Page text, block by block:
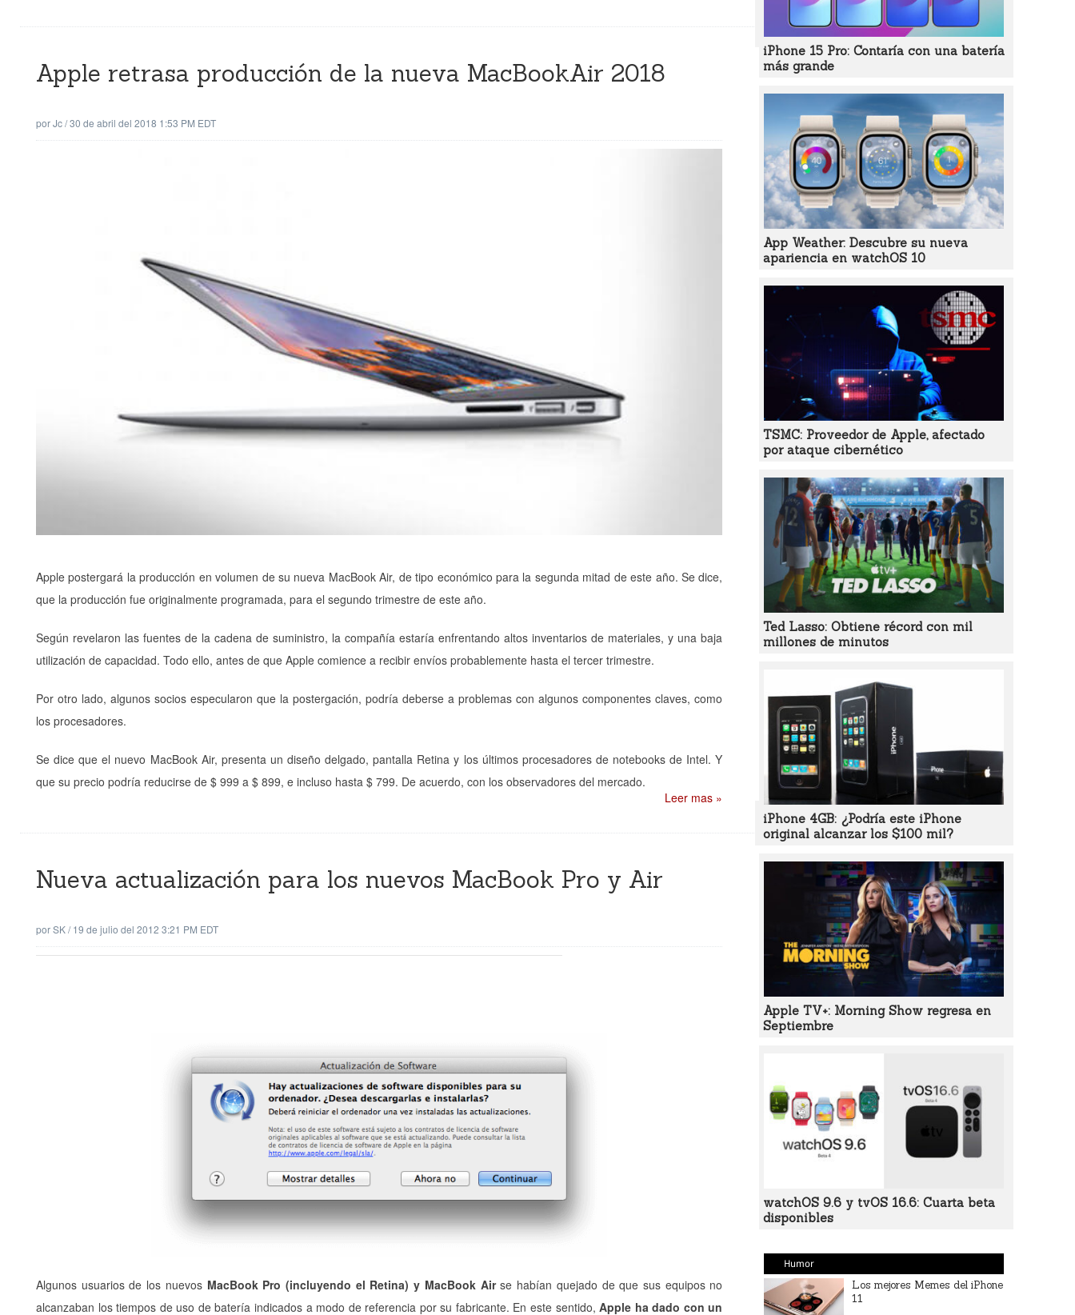
Apple retrasa producción de la nueva MacBookAir 2018
porJc/30 de abril del 2018 1:53 PM EDT
Apple postergará la producción en volumen de su nueva MacBook Air, de tipo económico para la segunda mitad de este año. Se dice,
que la producción fue originalmente programada, para el segundo trimestre de este año.
Según revelaron las fuentes de la cadena de suministro, la compañía estaría enfrentando altos inventarios de materiales, y una baja
utilización de capacidad. Todo ello, antes de que Apple comience a recibir envíos probablemente hasta el tercer trimestre.
Por otro lado, algunos socios especularon que la postergación, podría deberse a problemas con algunos componentes claves, como
los procesadores.
Se dice que el nuevo MacBook Air, presenta un diseño delgado, pantalla Retina y los últimos procesadores de notebooks de Intel. Y
que su precio podría reducirse de $ 999 a $ 899, e incluso hasta $ 799. De acuerdo, con los observadores del mercado.
Leer mas »
Nueva actualización para los nuevos MacBook Pro y Air
porSK/19 de julio del 2012 3:21 PM EDT
Algunos usuarios de los nuevos MacBook Pro (incluyendo el Retina) y MacBook Airse habían quejado de que sus equipos no
alcanzaban los tiempos de uso de batería indicados a modo de referencia por su fabricante. En este sentido, Apple ha dado con un
iPhone 15 Pro: Contaría con una batería
más grande
App Weather: Descubre su nueva
apariencia en watchOS 10
TSMC: Proveedor de Apple, afectado
por ataque cibernético
Ted Lasso: Obtiene récord con mil
millones de minutos
iPhone 4GB: ¿Podría este iPhone
original alcanzar los $100 mil?
Apple TV+: Morning Show regresa en
Septiembre
watchOS 9.6 y tvOS 16.6: Cuarta beta
disponibles
Humor
Los mejores Memes del iPhone
11